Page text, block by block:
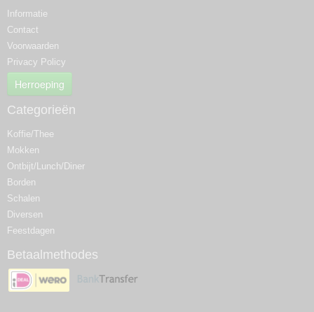
Informatie
Contact
Voorwaarden
Privacy Policy
Herroeping
Categorieën
Koffie/Thee
Mokken
Ontbijt/Lunch/Diner
Borden
Schalen
Diversen
Feestdagen
Betaalmethodes